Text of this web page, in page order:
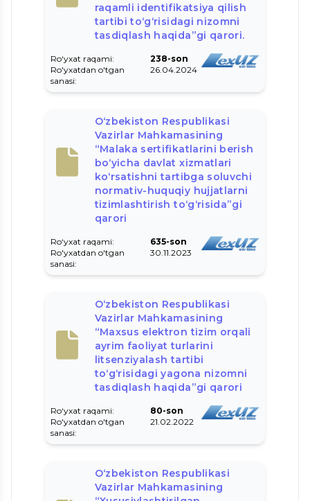
raqamli identifikatsiya qilish
tartibi to‘g‘risidagi nizomni
tasdiqlash haqida”gi qarori.
Ro‘yxat raqami:
238-son
Ro'yxatdan o'tgan
sanasi:
26.04.2024
O‘zbekiston Respublikasi
Vazirlar Mahkamasining
“Malaka sertifikatlarini berish
bo‘yicha davlat xizmatlari
ko‘rsatishni tartibga soluvchi
normativ-huquqiy hujjatlarni
tizimlashtirish to‘g‘risida”gi
qarori
Ro‘yxat raqami:
635-son
Ro'yxatdan o'tgan
sanasi:
30.11.2023
O‘zbekiston Respublikasi
Vazirlar Mahkamasining
“Maxsus elektron tizim orqali
ayrim faoliyat turlarini
litsenziyalash tartibi
to‘g‘risidagi yagona nizomni
tasdiqlash haqida”gi qarori
Ro‘yxat raqami:
80-son
Ro'yxatdan o'tgan
sanasi:
21.02.2022
O‘zbekiston Respublikasi
Vazirlar Mahkamasining